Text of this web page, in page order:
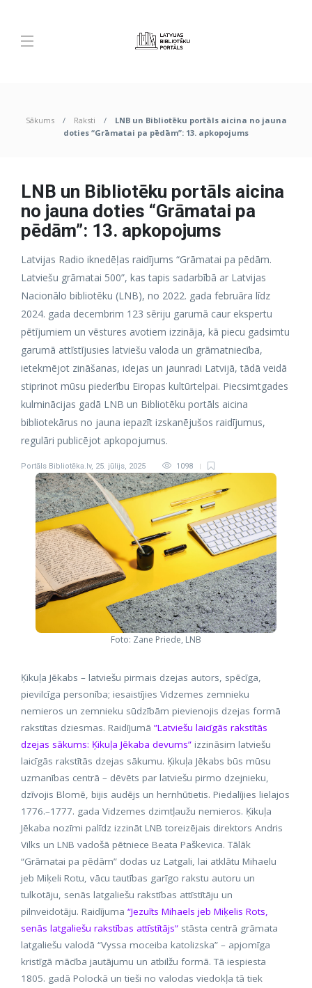
Sākums Raksti
LNB un Bibliotēku portāls aicina no jauna
doties “Grāmatai pa pēdām”: 13. apkopojums
LNB un Bibliotēku portāls aicina
no jauna doties “Grāmatai pa
pēdām”: 13. apkopojums
Latvijas Radio iknedēļas raidījums “Grāmatai pa pēdām.
Latviešu grāmatai 500”, kas tapis sadarbībā ar Latvijas
Nacionālo bibliotēku (LNB), no 2022. gada februāra līdz
2024. gada decembrim 123 sēriju garumā caur ekspertu
pētījumiem un vēstures avotiem izzināja, kā piecu gadsimtu
garumā attīstījusies latviešu valoda un grāmatniecība,
ietekmējot zināšanas, idejas un jaunradi Latvijā, tādā veidā
stiprinot mūsu piederību Eiropas kultūrtelpai. Piecsimtgades
kulminācijas gadā LNB un Bibliotēku portāls aicina
bibliotekārus no jauna iepazīt izskanējušos raidījumus,
regulāri publicējot apkopojumus.
Portāls Bibliotēka.lv, 25. jūlijs, 2025 1098
Foto: Zane Priede, LNB
Ķikuļa Jēkabs – latviešu pirmais dzejas autors, spēcīga,
pievilcīga personība; iesaistījies Vidzemes zemnieku
nemieros un zemnieku sūdzībām pievienojis dzejas formā
rakstītas dziesmas. Raidījumā ”Latviešu laicīgās rakstītās
dzejas sākums: Ķikuļa Jēkaba devums” izzināsim latviešu
laicīgās rakstītās dzejas sākumu. Ķikuļa Jēkabs būs mūsu
uzmanības centrā – dēvēts par latviešu pirmo dzejnieku,
dzīvojis Blomē, bijis audējs un hernhūtietis. Piedalījies lielajos
1776.–1777. gada Vidzemes dzimtļaužu nemieros. Ķikuļa
Jēkaba nozīmi palīdz izzināt LNB toreizējais direktors Andris
Vilks un LNB vadošā pētniece Beata Paškevica. Tālāk
“Grāmatai pa pēdām” dodas uz Latgali, lai atklātu Mihaelu
jeb Miķeli Rotu, vācu tautības garīgo rakstu autoru un
tulkotāju, senās latgaliešu rakstības attīstītāju un
pilnveidotāju. Raidījuma “Jezuīts Mihaels jeb Miķelis Rots,
senās latgaliešu rakstības attīstītājs” stāsta centrā grāmata
latgaliešu valodā “Vyssa moceiba katolizska” – apjomīga
kristīgā mācība jautājumu un atbilžu formā. Tā iespiesta
1805. gadā Polockā un tieši no valodas viedokļa tā tiek